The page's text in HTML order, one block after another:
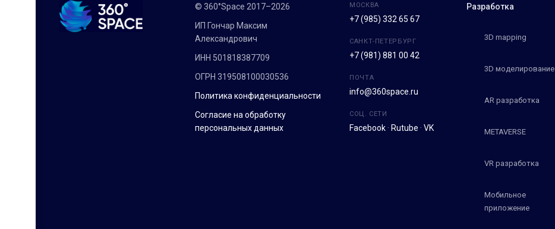
© 360°Space 2017–2026
ИП Гончар Максим
Александрович
ИНН 501818387709
ОГРН 319508100030536
Политика конфиденциальности
Согласие на обработку
персональных данных
МОСКВА
+7 (985) 332 65 67
САНКТ-ПЕТЕРБУРГ
+7 (981) 881 00 42
ПОЧТА
info@360space.ru
СОЦ. СЕТИ
Facebook· Rutube · VK
Разработка
3D mapping
3D моделирование
AR разработка
METAVERSE
VR разработка
Мобильное
приложение